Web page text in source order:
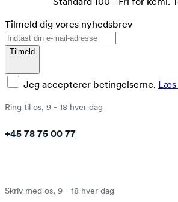
Tilmeld dig vores nyhedsbrev
Tilmeld
Jeg accepterer betingelserne. Læs
Ring til os, 9 - 18 hver dag
+45 78 75 00 77
Skriv med os, 9 - 18 hver dag